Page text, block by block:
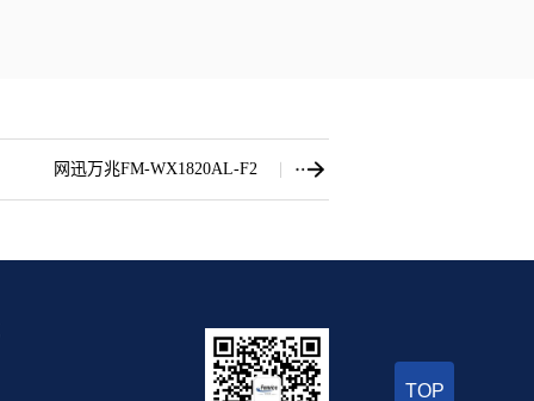
网迅万兆FM-WX1820AL-F2
TOP